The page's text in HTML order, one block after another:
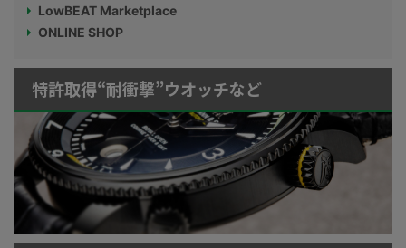
LowBEAT Marketplace
ONLINE SHOP
特許取得“耐衝撃”ウオッチなど